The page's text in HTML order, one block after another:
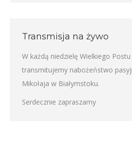
Transmisja na żywo
W każdą niedzielę Wielkiego
transmitujemy nabożeństwo
Mikołaja w Białymstoku.
Serdecznie zapraszamy